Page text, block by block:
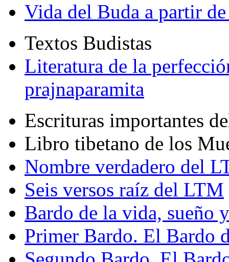
Vida del Buda a partir de
Textos Budistas
Literatura de la
prajnaparamita
Escrituras importantes
Libro tibetano de los
Nombre verdadero del
Seis versos raíz del LTM
Bardo de la vida, sueño
Primer Bardo. El Bardo